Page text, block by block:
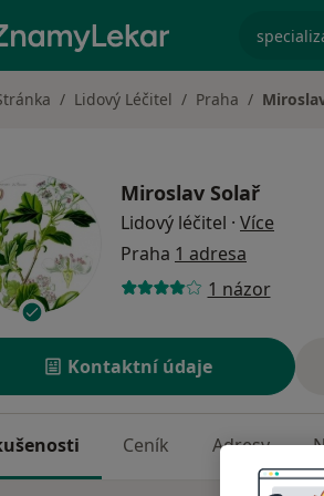
Lidový Léčitel Praha
Miroslav Solař
Lidový léčitel · Více
Praha 1 adresa
1 názor
Kontaktní údaje
Ceník Adresy